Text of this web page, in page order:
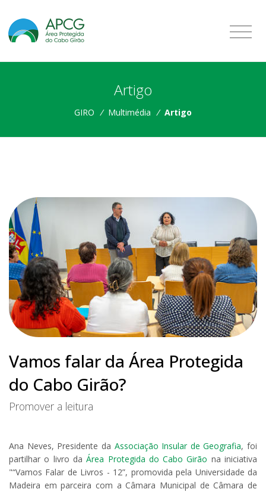
Artigo
GIRO / Multimédia / Artigo
Vamos falar da Área Protegida
do Cabo Girão?
Promover a leitura
Ana Neves, Presidente da Associação Insular de Geografia, foi
partilhar o livro daÁrea Protegida do Cabo Girão na iniciativa
"“Vamos Falar de Livros - 12”, promovida pela Universidade da
Madeira em parceira com aCâmara Municipal de Câmara de